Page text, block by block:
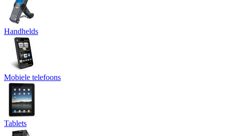
Handhelds
Mobiele telefoons
Tablets